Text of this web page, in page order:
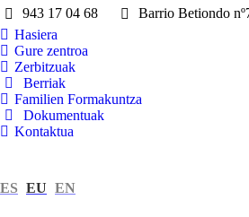
943 17 04 68 Barrio Betiondo
Hasiera
Gure zentroa
Zerbitzuak
Berriak
Familien Formakuntza
Dokumentuak
Kontaktua
ES EU EN